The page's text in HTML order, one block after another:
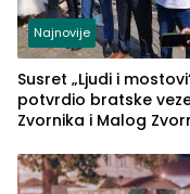
Najnovije
Susret „Ljudi i
potvrdio bratske
Zvornika i Malog